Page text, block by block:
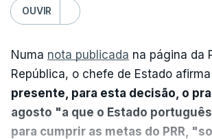
OUVIR
Numa nota publicada na página da
República, o chefe de Estado
presente, para esta decisão, o
agosto "a que o Estado
para cumprir as metas do PRR,